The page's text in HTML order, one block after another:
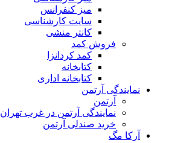
میز کنفرانس
سایت کارشناسی
کانتر منشی
فروش کمد
کمد کردانزا
کتابخانه
کتابخانه اداری
نمایندگی آرتمن
آرتمن
نمایندگی آرتمن در غرب تهران
خرید صندلی آرتمن
آرکا مگ